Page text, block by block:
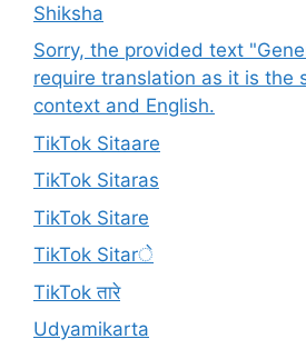
Shiksha
Sorry, the provided text
require translation as it is the
context and English.
TikTok Sitaare
TikTok Sitaras
TikTok Sitare
TikTok Sitarे
TikTok तारे
Udyamikarta